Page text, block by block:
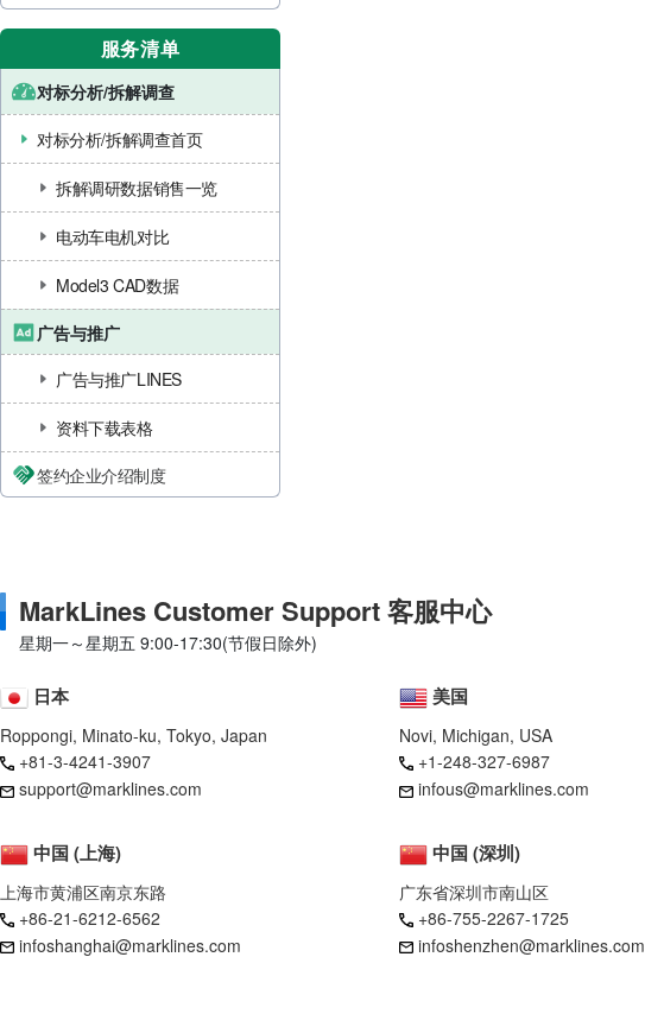
服务清单
对标分析/拆解调查
对标分析/拆解调查首页
拆解调研数据销售一览
电动车电机对比
Model3 CAD数据
广告与推广
广告与推广LINES
资料下载表格
签约企业介绍制度
MarkLines Customer Support 客服中心
星期一～星期五 9:00-17:30(节假日除外)
日本
Roppongi, Minato-ku, Tokyo, Japan
+81-3-4241-3907
support@marklines.com
美国
Novi, Michigan, USA
+1-248-327-6987
infous@marklines.com
中国 (上海)
上海市黄浦区南京东路
+86-21-6212-6562
infoshanghai@marklines.com
中国 (深圳)
广东省深圳市南山区
+86-755-2267-1725
infoshenzhen@marklines.com